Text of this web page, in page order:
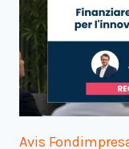
Avis